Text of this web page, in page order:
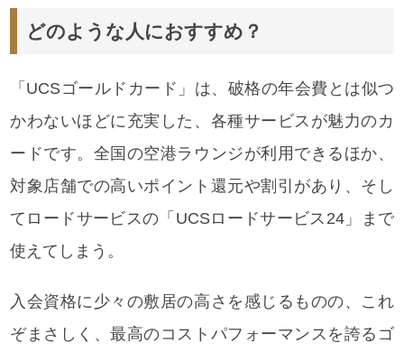
どのような人におすすめ？
「UCSゴールドカード」は、破格の年会費とは似つ
かわないほどに充実した、各種サービスが魅力のカ
ードです。全国の空港ラウンジが利用できるほか、
対象店舗での高いポイント還元や割引があり、そし
てロードサービスの「UCSロードサービス24」まで
使えてしまう。
入会資格に少々の敷居の高さを感じるものの、これ
ぞまさしく、最高のコストパフォーマンスを誇るゴ